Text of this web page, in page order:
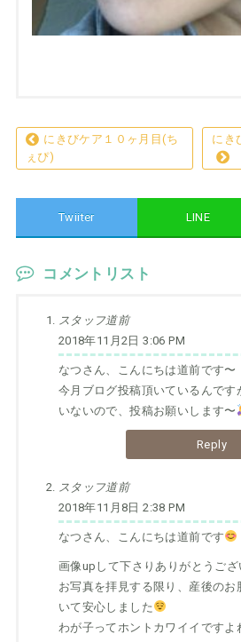
にきびケア１０ヶ月目(ち
ぇぴ)
にき
Twiiter LINE
コメントリスト
スタッフ道前
2018年11月2日 3:06 PM
なつさん、こんにちは道前です〜
今月ブログ投稿頂いているんです
いないので、投稿お願いします〜
Reply
スタッフ道前
2018年11月8日 2:38 PM
なつさん、こんにちは道前です
画像upして下さりありがとうござ
お写真を拝見する限り、産後のお
いて安心しました
わが子ってホントカワイイですよ